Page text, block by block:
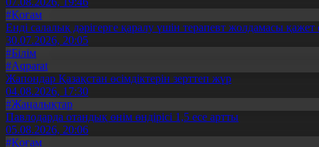
#Қоғам
Енді салалық дәрігерге қаралу үшін терапевт жолдамасы қажет
30.07.2026, 20:05
#Білім
#Aqparat
Жапондар Қазақстан өсімдіктерін зерттеп жүр
04.08.2026, 17:30
#Жаңалықтар
Павлодарда отандық өнім өндірісі 1,5 есе артты
05.08.2026, 20:06
#Қоғам